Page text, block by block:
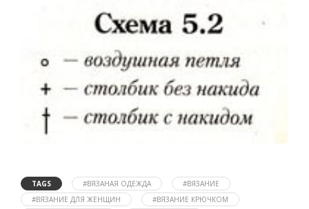
TAGS #ВЯЗАНАЯ ОДЕЖДА
#ВЯЗАНИЕ
#ВЯЗАНИЕ ДЛЯ ЖЕНЩИН
#ВЯЗАНИЕ КРЮЧКОМ